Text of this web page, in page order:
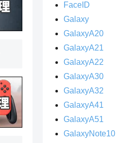
FaceID
Galaxy
GalaxyA20
GalaxyA21
GalaxyA22
GalaxyA30
GalaxyA32
GalaxyA41
GalaxyA51
GalaxyNote10